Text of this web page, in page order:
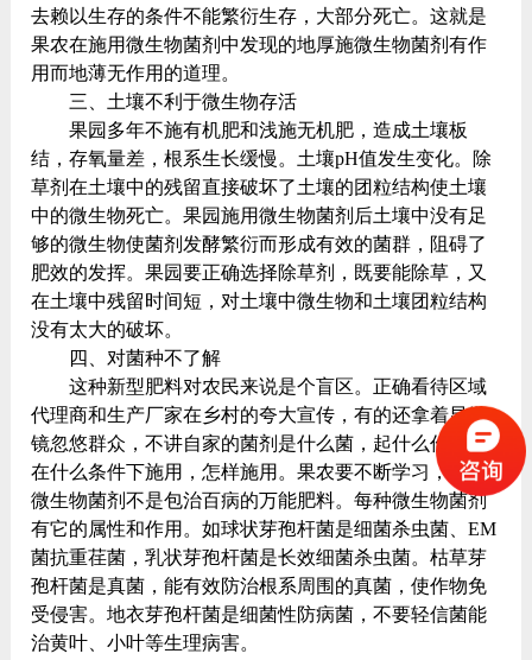
去赖以生存的条件不能繁衍生存，大部分死亡。这就是
果农在施用微生物菌剂中发现的地厚施微生物菌剂有作
用而地薄无作用的道理。
三、土壤不利于微生物存活
果园多年不施有机肥和浅施无机肥，造成土壤板
结，存氧量差，根系生长缓慢。土壤pH值发生变化。除
草剂在土壤中的残留直接破坏了土壤的团粒结构使土壤
中的微生物死亡。果园施用微生物菌剂后土壤中没有足
够的微生物使菌剂发酵繁衍而形成有效的菌群，阻碍了
肥效的发挥。果园要正确选择除草剂，既要能除草，又
在土壤中残留时间短，对土壤中微生物和土壤团粒结构
没有太大的破坏。
四、对菌种不了解
这种新型肥料对农民来说是个盲区。正确看待区域
代理商和生产厂家在乡村的夸大宣传，有的还拿着显微
镜忽悠群众，不讲自家的菌剂是什么菌，起什么作用，
在什么条件下施用，怎样施用。果农要不断学习，弄清
微生物菌剂不是包治百病的万能肥料。每种微生物菌剂
有它的属性和作用。如球状芽孢杆菌是细菌杀虫菌、EM
菌抗重荏菌，乳状芽孢杆菌是长效细菌杀虫菌。枯草芽
孢杆菌是真菌，能有效防治根系周围的真菌，使作物免
受侵害。地衣芽孢杆菌是细菌性防病菌，不要轻信菌能
治黄叶、小叶等生理病害。